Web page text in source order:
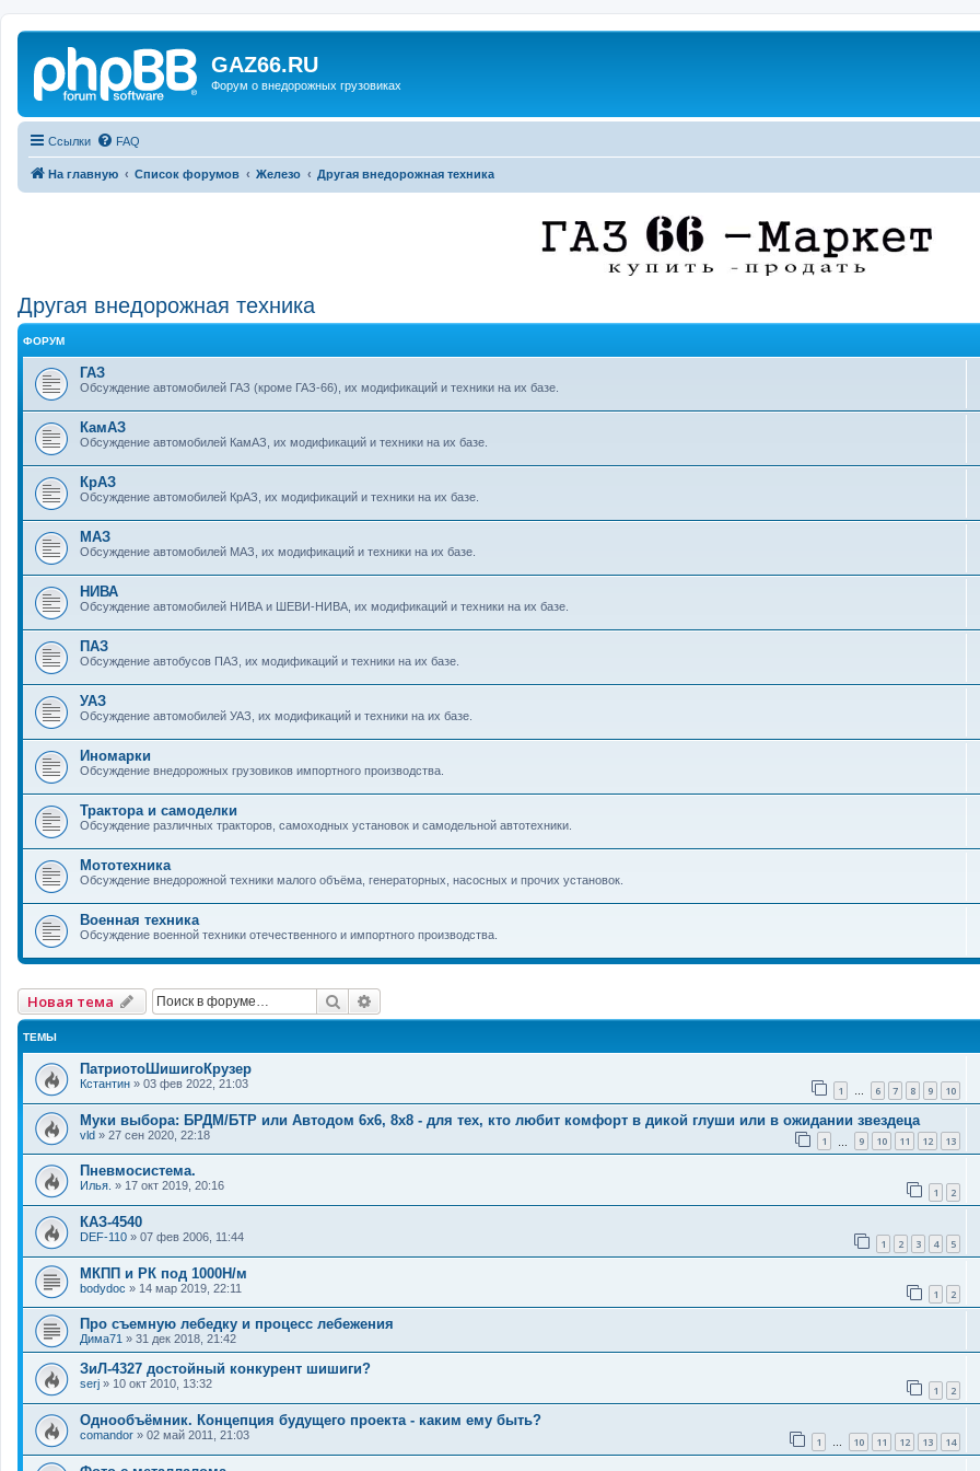
GAZ66.RU
Форум о внедорожных грузовиках
Ссылки FAQ
На главную Список форумов Железо Другая внедорожная техника
Другая внедорожная техника
ФОРУМ
ГАЗ
Обсуждение автомобилей ГАЗ (кроме ГАЗ-66), их модификаций и техники на их базе.
КамАЗ
Обсуждение автомобилей КамАЗ, их модификаций и техники на их базе.
КрАЗ
Обсуждение автомобилей КрАЗ, их модификаций и техники на их базе.
МАЗ
Обсуждение автомобилей МАЗ, их модификаций и техники на их базе.
НИВА
Обсуждение автомобилей НИВА и ШЕВИ-НИВА, их модификаций и техники на их базе.
ПАЗ
Обсуждение автобусов ПАЗ, их модификаций и техники на их базе.
УАЗ
Обсуждение автомобилей УАЗ, их модификаций и техники на их базе.
Иномарки
Обсуждение внедорожных грузовиков импортного производства.
Трактора и самоделки
Обсуждение различных тракторов, самоходных установок и самодельной автотехники.
Мототехника
Обсуждение внедорожной техники малого объёма, генераторных, насосных и прочих установок.
Военная техника
Обсуждение военной техники отечественного и импортного производства.
Новая тема Поиск
ТЕМЫ
ПатриотоШишигоКрузер
Кстантин » 03 фев 2022, 21:03 1 … 6 7 8 9 10
Муки выбора: БРДМ/БТР или Автодом 6х6, 8х8 - для тех, кто любит комфорт в дикой глуши или в ожидании звездеца
vld » 27 сен 2020, 22:18 1 9 10 11 12 13
Пневмосистема.
Илья. » 17 окт 2019, 20:16 1 2
КАЗ-4540
DEF-110 » 07 фев 2006, 11:44 1 2 3 4 5
МКПП и РК под 1000Н/м
bodydoc » 14 мар 2019, 22:11 1 2
Про съемную лебедку и процесс лебежения
Дима71 » 31 дек 2018, 21:42
ЗиЛ-4327 достойный конкурент шишиги?
serj » 10 окт 2010, 13:32 1 2
Однообъёмник. Концепция будущего проекта - каким ему быть?
comandor » 02 май 2011, 21:03 1 … 10 11 12 13 14